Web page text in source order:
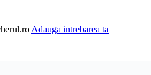
Adauga intrebarea ta